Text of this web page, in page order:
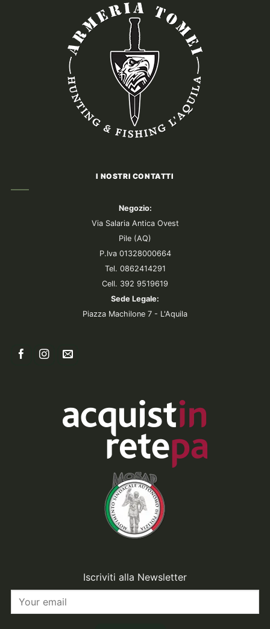
I NOSTRI CONTATTI
Negozio:
Via Salaria Antica Ovest
Pile (AQ)
P.Iva 01328000664
Tel. 0862414291
Cell. 392 9519619
Sede Legale:
Piazza Machilone 7 - L'Aquila
Iscriviti alla Newsletter